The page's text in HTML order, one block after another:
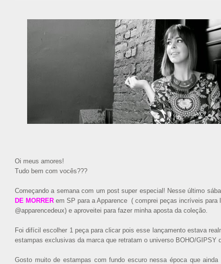
Oi meus amores!
Tudo bem com vocês???
Começando a semana com um post super especial! Nesse último
DE MORRER em SP para a Apparence ( comprei peças incríveis para
@apparencedeux) e aproveitei para fazer minha aposta da coleção.
Foi difícil escolher 1 peça para clicar pois esse lançamento estava
estampas exclusivas da marca que retratam o universo BOHO/GIPSY
Gosto muito de estampas com fundo escuro nessa época que